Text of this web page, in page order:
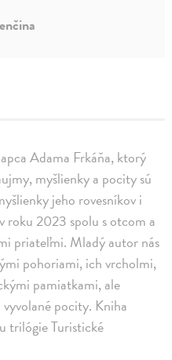
Adama Frkáňa, ktorý
myšlienky a pocity sú
jeho rovesníkov i
roku 2023 spolu s otcom a
priateľmi. Mladý autor nás
pohoriami, ich vrcholmi,
pamiatkami, ale
pocity. Kniha
trilógie Turistické